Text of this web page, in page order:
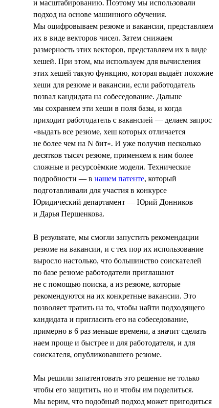
и масштабированию. Поэтому мы использовали
подход на основе машинного обучения.
Мы оцифровываем резюме и вакансии, представляем
их в виде векторов чисел. Затем снижаем
размерность этих векторов, представляем их в виде
хешей. При этом, мы используем для вычисления
этих хешей такую функцию, которая выдаёт похожие
хеши для резюме и вакансии, если работодатель
позвал кандидата на собеседование. Дальше
мы сохраняем эти хеши в поля базы, и когда
приходит работодатель с вакансией — делаем запрос
«выдать все резюме, хеш которых отличается
не более чем на N бит». И уже получив несколько
десятков тысяч резюме, применяем к ним более
сложные и ресурсоёмкие модели. Технические
подробности — в нашем патенте, который
подготавливали для участия в конкурсе
Юридический департамент — Юрий Донников
и Дарья Першенкова.
В результате, мы смогли запустить рекомендации
резюме на вакансии, и с тех пор их использование
выросло настолько, что большинство соискателей
по базе резюме работодатели приглашают
не с помощью поиска, а из резюме, которые
рекомендуются на их конкретные вакансии. Это
позволяет тратить на то, чтобы найти подходящего
кандидата и пригласить его на собеседование,
примерно в 6 раз меньше времени, а значит сделать
наем проще и быстрее и для работодателя, и для
соискателя, опубликовавшего резюме.
Мы решили запатентовать это решение не только
чтобы его защитить, но и чтобы им поделиться.
Мы верим, что подобный подход может пригодиться